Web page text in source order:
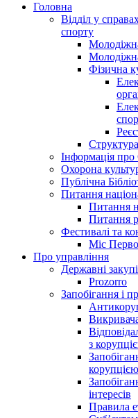
Головна
Відділ у
спорту
Фізична
Інформація
Охорона
Публічна
Питання
Питання
Питання
Фестивалі та
Міс
Про управління
Державні
Prozorro
Запобігання і
з
інтересів
Правила